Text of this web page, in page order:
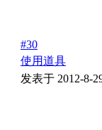
#30
使用道具
发表于 2012-8-